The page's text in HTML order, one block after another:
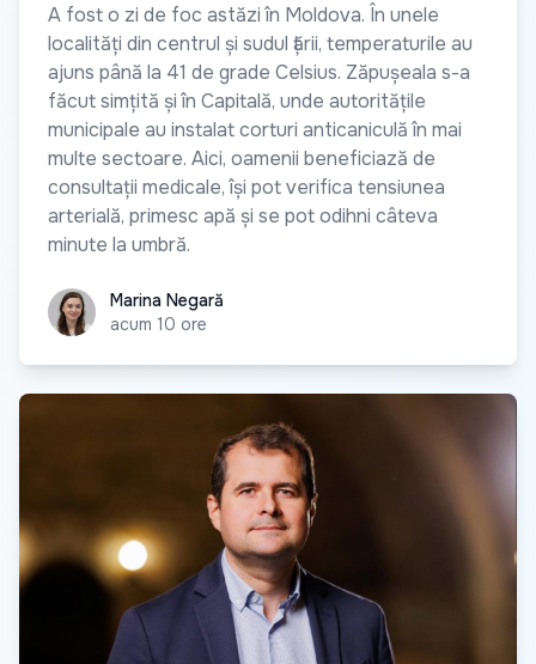
A fost o zi de foc astăzi în Moldova. În unele
localități din centrul și sudul țării, temperaturile au
ajuns până la 41 de grade Celsius. Zăpușeala s-a
făcut simțită și în Capitală, unde autoritățile
municipale au instalat corturi anticaniculă în mai
multe sectoare. Aici, oamenii beneficiază de
consultații medicale, își pot verifica tensiunea
arterială, primesc apă și se pot odihni câteva
minute la umbră.
Marina Negară
Marina Negară
acum 10 ore